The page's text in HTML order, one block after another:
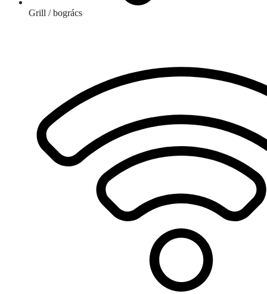
Grill / bogrács